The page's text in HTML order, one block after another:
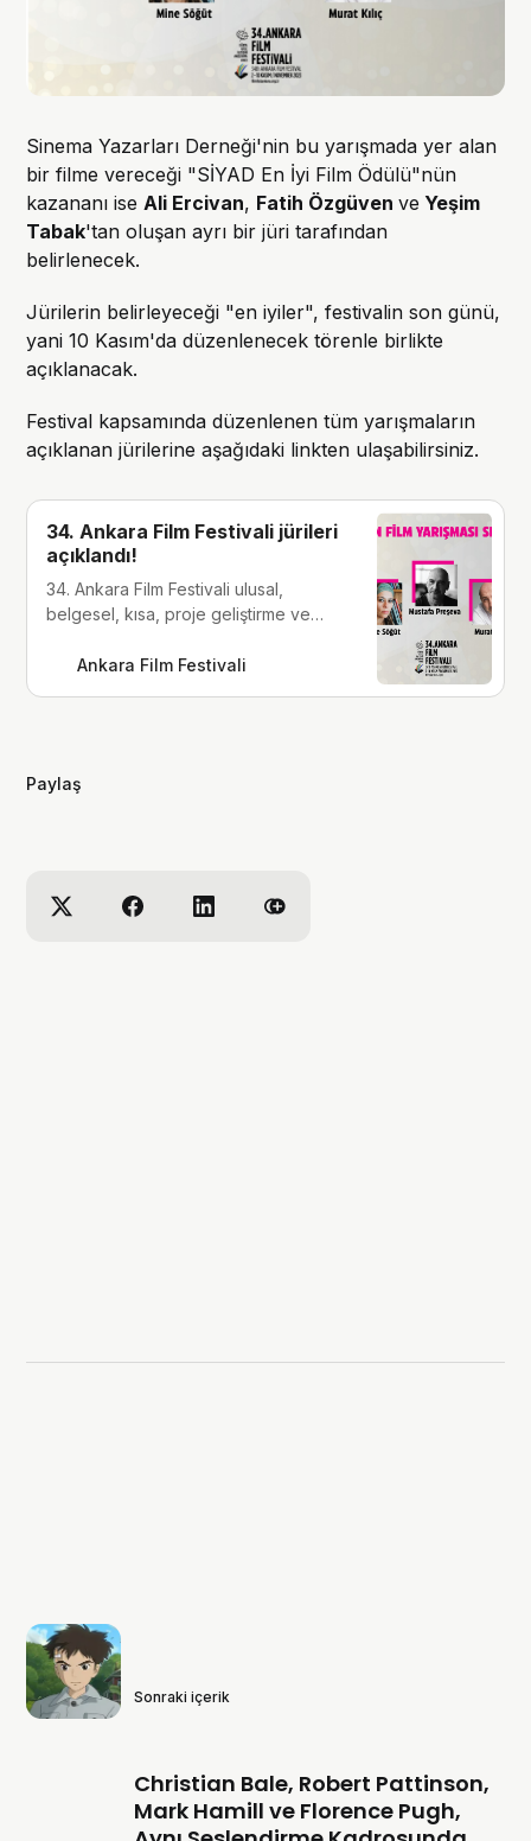
Sinema Yazarları Derneği'nin bu yarışmada yer alan
bir filme vereceği "SİYAD En İyi Film Ödülü"nün
kazananı iseAli Ercivan, Fatih Özgüvenve Yeşim
Tabak'tan oluşan ayrı bir jüri tarafından
belirlenecek.
Jürilerin belirleyeceği "en iyiler", festivalin son günü,
yani 10 Kasım'da düzenlenecek törenle birlikte
açıklanacak.
Festival kapsamında düzenlenen tüm yarışmaların
açıklanan jürilerine aşağıdaki linkten ulaşabilirsiniz.
34. Ankara Film Festivali jürileri
açıklandı!
34. Ankara Film Festivali ulusal,
belgesel, kısa, proje geliştirme ve
Ankara Film Festivali
Paylaş
Sonraki içerik
Christian Bale, Robert Pattinson,
Mark Hamill ve Florence Pugh,